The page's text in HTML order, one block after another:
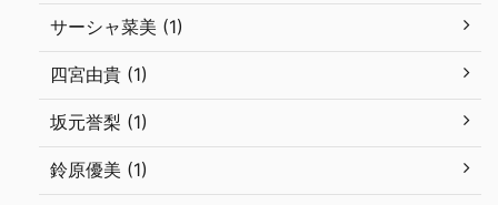
サーシャ菜美 (1)
四宮由貴 (1)
坂元誉梨 (1)
鈴原優美 (1)